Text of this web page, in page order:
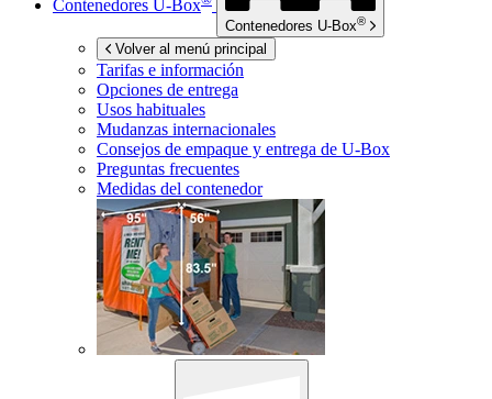
Contenedores U-Box
Contenedores U-Box®
Volver al menú principal
Tarifas e información
Opciones de entrega
Usos habituales
Mudanzas internacionales
Consejos de empaque y entrega de U-Box
Preguntas frecuentes
Medidas del contenedor